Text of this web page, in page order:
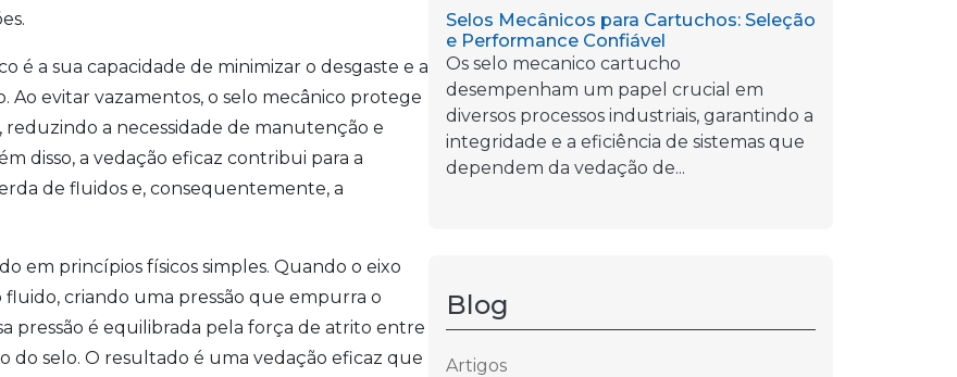
é a sua capacidade de minimizar o desgaste e a
evitar vazamentos, o selo mecânico protege
a necessidade de manutenção e
disso, a vedação eficaz contribui para a
de fluidos e, consequentemente, a
em princípios físicos simples. Quando o eixo
criando uma pressão que empurra o
pressão é equilibrada pela força de atrito entre
do selo. O resultado é uma vedação eficaz que
Selos Mecânicos para Cartuchos: Seleção
e Performance Confiável
Os selo mecanico cartucho
desempenham um papel crucial em
diversos processos industriais, garantindo a
integridade e a eficiência de sistemas que
dependem da vedação de...
Blog
Artigos